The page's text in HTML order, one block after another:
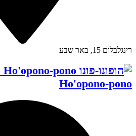
רינגלבלום 15, באר שבע
Ho'opono-pono